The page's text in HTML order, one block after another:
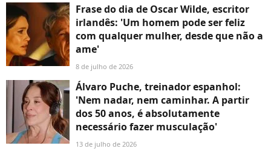
Frase do dia de Oscar Wilde, escritor
irlandês: 'Um homem pode ser feliz
com qualquer mulher, desde que não a
ame'
8 de julho de 2026
Álvaro Puche, treinador espanhol:
'Nem nadar, nem caminhar. A partir
dos 50 anos, é absolutamente
necessário fazer musculação'
13 de julho de 2026